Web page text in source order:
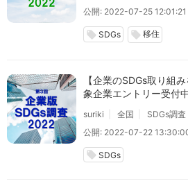
公開: 2022-07-25 12:01:21
local_offer SDGs local_offer 移住
【企業のSDGs取り組
象企業エントリー受付中
suriki 全国
SDGs調査
公開: 2022-07-22
local_offer SDGs